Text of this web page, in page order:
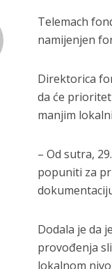
Telemach
namijenjen
Direktorica
da će
manjim
– Od sutra,
popuniti za
Dodala je da
provođenja
lokalnom